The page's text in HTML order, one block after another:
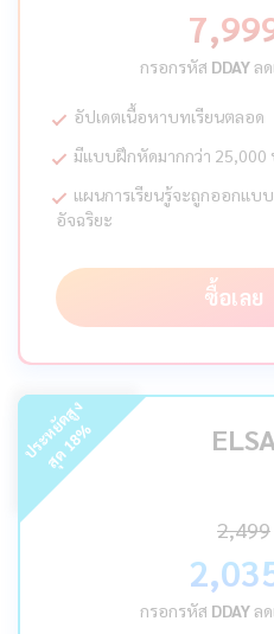
กรอกรหัส DDAYล
อัปเดตเนื้อหาบทเรียนตลอด
มีแบบฝึกหัดมากกว่า 25,000
แผนการเรียนรู้จะถูกออกแบ
อัจฉริยะ
ซื้อเลย
ป
ร
ะ
ห
ยั
ด
สู
ง
สุ
ด
18
%
2,499
กรอกรหัส DDAYล